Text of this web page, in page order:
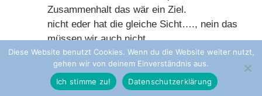
Zusammenhalt das wär ein Ziel.
nicht eder hat die gleiche Sicht…., nein das
müssen wir auch nicht.
Die Lage ist brisant wie selten, trotz allem
sollten Werte gelten.
und wir uns nicht die Schuld zuweisen, es
Diese Website benutzt Cookies. Wenn du die Website weiter nutzt,
gehen wir von deinem Einverständnis aus.
Ich stimme zu!
Datenschutzerklärung